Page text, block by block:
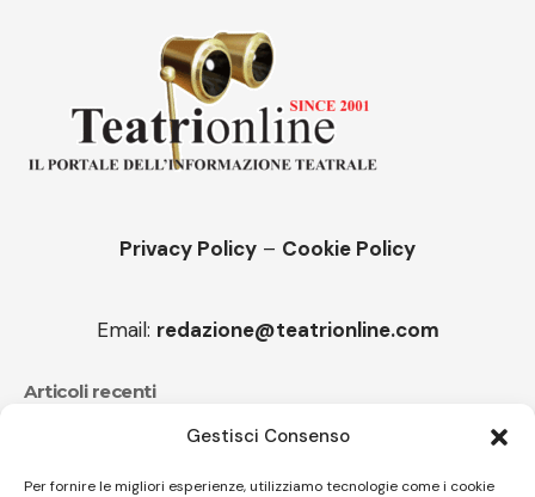
Gestisci Consenso
Per fornire le migliori esperienze, utilizziamo tecnologie come i cookie
Privacy Policy – Cookie Policy
Email: redazione@teatrionline.com
Articoli recenti
CucuFestival 2026: teatro di strada a Roana
Il sound travolgente di Sparagna e l’Orchestra